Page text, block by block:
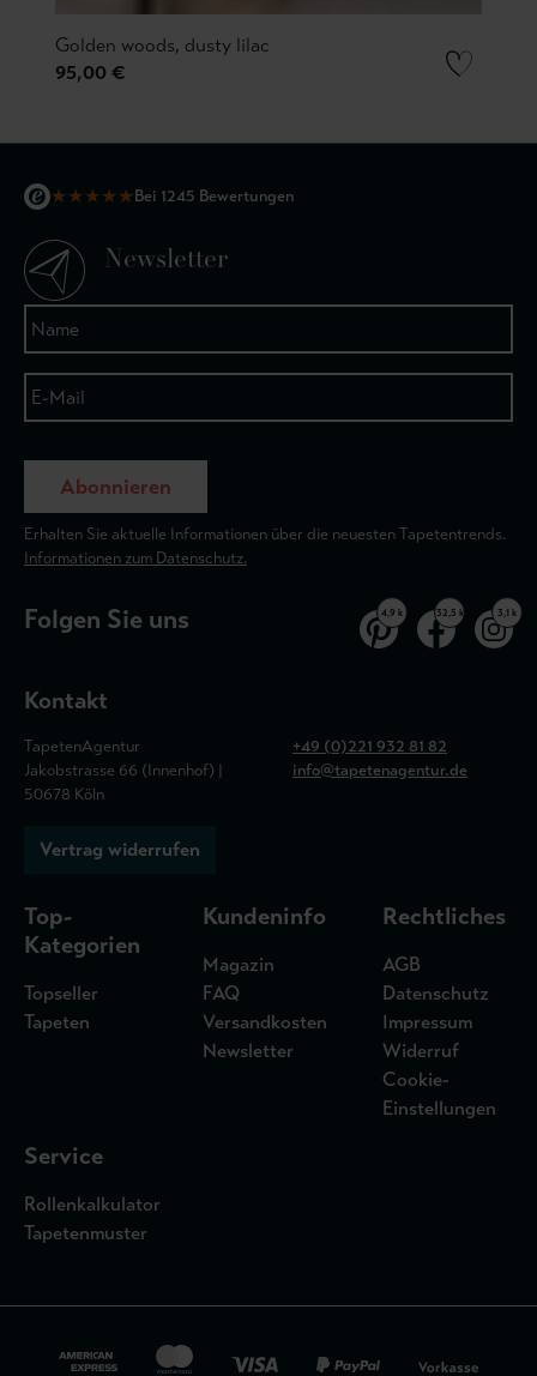
Golden woods, dusty lilac
95,00 €
★★★★★Bei 1245 Bewertungen
Newsletter
Abonnieren
Erhalten Sie aktuelle Informationen über die neuesten Tapetentrends.
Informationen zum Datenschutz.
Folgen Sie uns 4,9 k 32,5 k 3,1 k
Kontakt
TapetenAgentur
Jakobstrasse 66 (Innenhof) |
50678 Köln
+49 (0)221 932 81 82
info@tapetenagentur.de
Vertrag widerrufen
Top-
Kategorien
Topseller
Tapeten
Kundeninfo
Magazin
FAQ
Versandkosten
Newsletter
Rechtliches
AGB
Datenschutz
Impressum
Widerruf
Cookie-
Einstellungen
Service
Rollenkalkulator
Tapetenmuster